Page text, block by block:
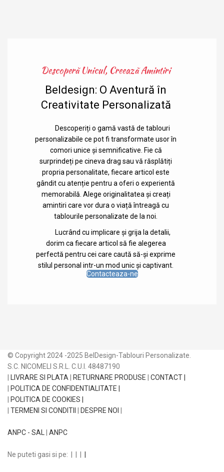
Descoperă Unicul, Creează Amintiri
Beldesign: O Aventură în
Creativitate Personalizată
Descoperiți o gamă vastă de tablouri
personalizabile ce pot fi transformate usor în
comori unice și semnificative. Fie că
surprindeți pe cineva drag sau vă răsplătiți
propria personalitate, fiecare articol este
gândit cu atenție pentru a oferi o experientă
memorabilă. Alege originalitatea și creați
amintiri care vor dura o viață întreagă cu
tablourile personalizate de la noi.
Lucrând cu implicare și grija la detalii,
dorim ca fiecare articol să fie alegerea
perfectă pentru cei care caută să-și exprime
stilul personal intr-un mod unic și captivant.
Contacteaza-ne
© Copyright 2024 -2025 BelDesign-Tablouri Personalizate.
S.C. NICOMELI S.R.L. C.U.I. 48487190
LIVRARE SI PLATA RETURNARE PRODUSE
CONTACT |
POLITICA DE CONFIDENTIALITATE |
POLITICA DE COOKIES |
TERMENI SI CONDITII DESPRE NOI
ANPC - SAL ANPC
Ne puteti gasi si pe: